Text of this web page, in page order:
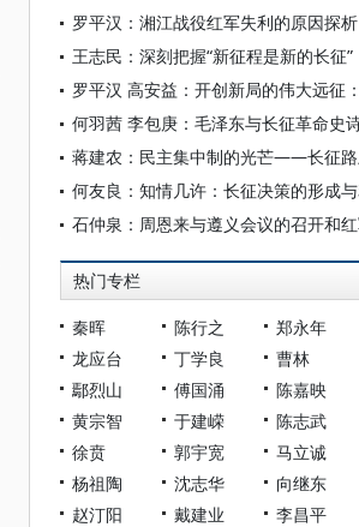
罗平汉：湘江战役红军失利的原因探析
王志民：深刻把握“新征程是新的长征”
热门专栏
秦晖 陈行之
郑永年
龙应台
丁学良
曹林
鄢烈山
傅国涌
陈嘉映
黄宗智
于建嵘
陈志武
徐贲
郭宇宽
马立诚
杨祖陶
沈志华
向继东
赵汀阳
戴建业
李昌平